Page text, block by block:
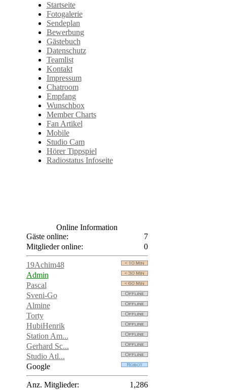
Startseite
Fotogalerie
Sendeplan
Bewerbung
Gästebuch
Datenschutz
Teamlist
Kontakt
Impressum
Chatroom
Empfang
Wunschbox
Member Charts
Fan Artikel
Mobile
Studio Cam
Hörer Tippspiel
Radiostatus Infoseite
Online Information
Gäste online:
7
Mitglieder online:
0
19Achim48
Admin
Pascal
Sveni-Go
Almine
Torty
HubiHenrik
Station Am...
Gerhard Sc...
Studio Atl...
Google
Anz. Mitglieder:
1,286